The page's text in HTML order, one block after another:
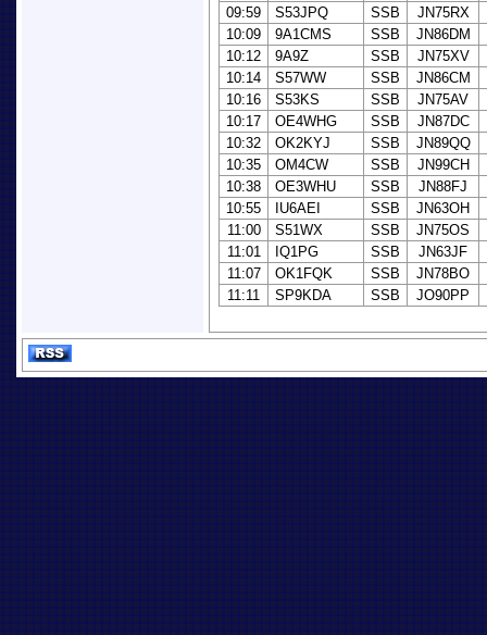
09:59
S53JPQ SSB
JN75RX
10:09
9A1CMS SSB
JN86DM
10:12
9A9Z SSB
JN75XV
10:14
S57WW SSB
JN86CM
10:16
S53KS SSB
JN75AV
10:17
OE4WHG SSB
JN87DC
10:32
OK2KYJ SSB
JN89QQ
10:35
OM4CW SSB
JN99CH
10:38
OE3WHU SSB
JN88FJ
10:55
IU6AEI SSB
JN63OH
11:00
S51WX SSB
JN75OS
11:01
IQ1PG SSB
JN63JF
11:07
OK1FQK SSB
JN78BO
11:11
SP9KDA SSB JO90PP